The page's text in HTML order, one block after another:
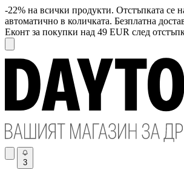
-22% на всички продукти. Отстъпката се
автоматично в количката. Безплатна
Еконт за покупки над 49 EUR след
3